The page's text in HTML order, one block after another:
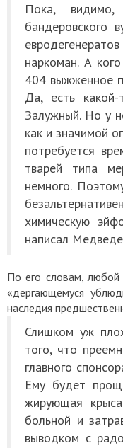
Пока,
бандеровского
наркоман. А
404 выжженное
Да, есть
Залужный. Но у
как и значимой
потребуется
тварей типа
немного.
химическую
написал
По его словам,
«дергающемуся
наследия
Слишком уж
того, что
главного
Ему будет
жирующая
больной и
выводком с